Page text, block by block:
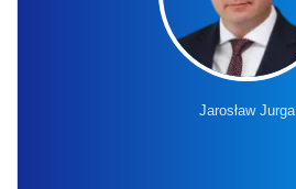
Jarosław Jurga